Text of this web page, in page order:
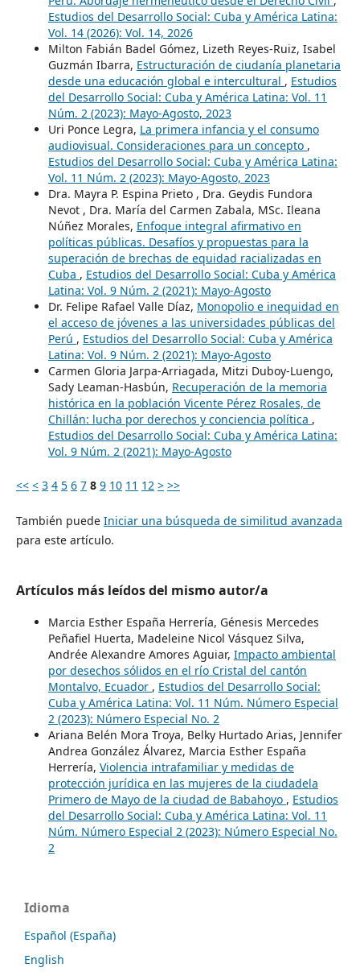
Estudios del Desarrollo Social: Cuba y América Latina:
Vol. 14 (2026): Vol. 14, 2026
Milton Fabián Badel Gómez, Lizeth Reyes-Ruiz, Isabel
Guzmán Ibarra, Estructuración de ciudanía planetaria
desde una educación global e intercultural , Estudios
del Desarrollo Social: Cuba y América Latina: Vol. 11
Núm. 2 (2023): Mayo-Agosto, 2023
Uri Ponce Legra, La primera infancia y el consumo
audiovisual. Consideraciones para un concepto ,
Estudios del Desarrollo Social: Cuba y América Latina:
Vol. 11 Núm. 2 (2023): Mayo-Agosto, 2023
Dra. Mayra P. Espina Prieto , Dra. Geydis Fundora
Nevot , Dra. María del Carmen Zabala, MSc. Ileana
Núñez Morales, Enfoque integral afirmativo en
políticas públicas. Desafíos y propuestas para la
superación de brechas de equidad racializadas en
Cuba , Estudios del Desarrollo Social: Cuba y América
Latina: Vol. 9 Núm. 2 (2021): Mayo-Agosto
Dr. Felipe Rafael Valle Díaz, Monopolio e inequidad en
el acceso de jóvenes a las universidades públicas del
Perú , Estudios del Desarrollo Social: Cuba y América
Latina: Vol. 9 Núm. 2 (2021): Mayo-Agosto
Carmen Gloria Jarpa-Arriagada, Mitzi Duboy-Luengo,
Sady Leaman-Hasbún, Recuperación de la memoria
histórica en la población Vicente Pérez Rosales, de
Chillán: lucha por derechos y conciencia política ,
Estudios del Desarrollo Social: Cuba y América Latina:
Vol. 9 Núm. 2 (2021): Mayo-Agosto
<< < 3 4 5 6 7 8 9 10 11 12 > >>
También puede Iniciar una búsqueda de similitud avanzada
para este artículo.
Artículos más leídos del mismo autor/a
Marcia Esther España Herrería, Génesis Mercedes
Peñafiel Huerta, Madeleine Nicol Vásquez Silva,
Andrée Alexandre Amores Aguiar, Impacto ambiental
por desechos sólidos en el río Cristal del cantón
Montalvo, Ecuador , Estudios del Desarrollo Social:
Cuba y América Latina: Vol. 11 Núm. Número Especial
2 (2023): Número Especial No. 2
Ariana Belén Mora Troya, Belky Hurtado Arias, Jennifer
Andrea González Álvarez, Marcia Esther España
Herrería, Violencia intrafamiliar y medidas de
protección jurídica en las mujeres de la ciudadela
Primero de Mayo de la ciudad de Babahoyo , Estudios
del Desarrollo Social: Cuba y América Latina: Vol. 11
Núm. Número Especial 2 (2023): Número Especial No.
2
Idioma
Español (España)
English